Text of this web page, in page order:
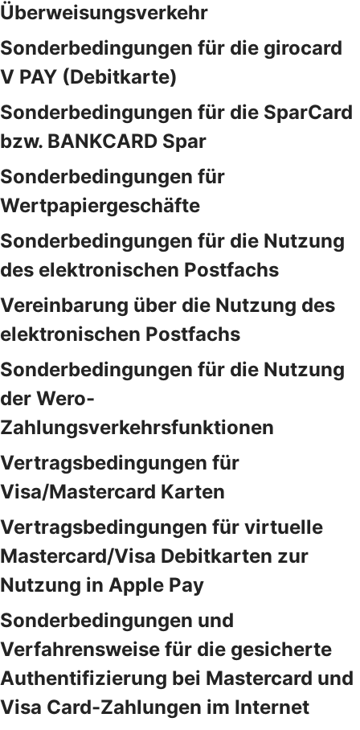
Überweisungsverkehr
Sonderbedingungen für die girocard
V PAY (Debitkarte)
Sonderbedingungen für die SparCard
bzw. BANKCARD Spar
Sonderbedingungen für
Wertpapiergeschäfte
Sonderbedingungen für die Nutzung
des elektronischen Postfachs
Vereinbarung über die Nutzung des
elektronischen Postfachs
Sonderbedingungen für die Nutzung
der Wero-
Zahlungsverkehrsfunktionen
Vertragsbedingungen für
Visa/Mastercard Karten
Vertragsbedingungen für virtuelle
Mastercard/Visa Debitkarten zur
Nutzung in Apple Pay
Sonderbedingungen und
Verfahrensweise für die gesicherte
Authentifizierung bei Mastercard und
Visa Card-Zahlungen im Internet